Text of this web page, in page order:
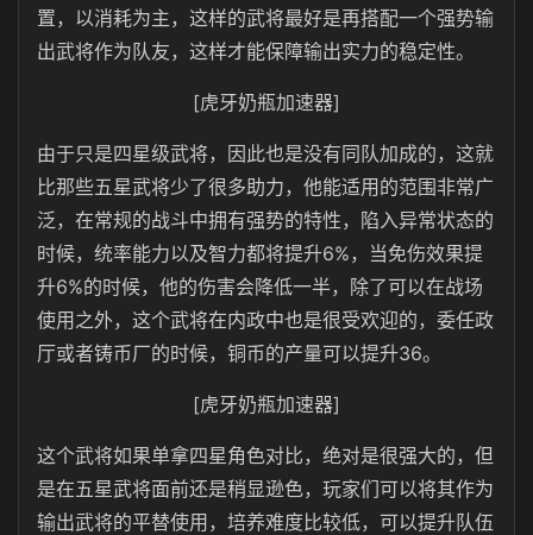
置，以消耗为主，这样的武将最好是再搭配一个强势输
出武将作为队友，这样才能保障输出实力的稳定性。
[虎牙奶瓶加速器]
由于只是四星级武将，因此也是没有同队加成的，这就
比那些五星武将少了很多助力，他能适用的范围非常广
泛，在常规的战斗中拥有强势的特性，陷入异常状态的
时候，统率能力以及智力都将提升6%，当免伤效果提
升6%的时候，他的伤害会降低一半，除了可以在战场
使用之外，这个武将在内政中也是很受欢迎的，委任政
厅或者铸币厂的时候，铜币的产量可以提升36。
[虎牙奶瓶加速器]
这个武将如果单拿四星角色对比，绝对是很强大的，但
是在五星武将面前还是稍显逊色，玩家们可以将其作为
输出武将的平替使用，培养难度比较低，可以提升队伍